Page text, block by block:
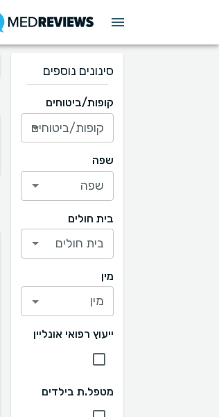
סינונים נוספים
קופות/ביטוחים
קופות/ביטוחים
שפה
שפה
בית חולים
בית חולים
מין
מין
ייעוץ רפואי אונליין
מטפל.ת בילדים